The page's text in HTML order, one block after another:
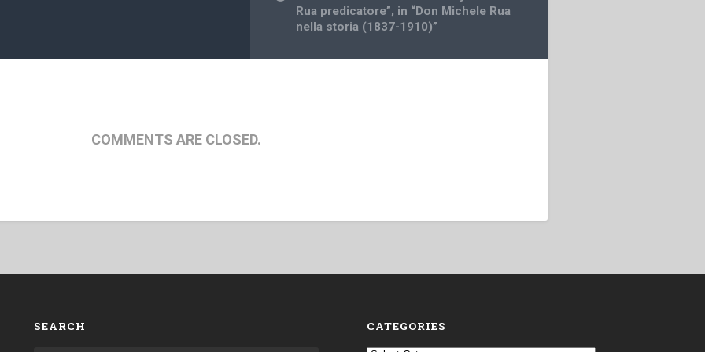
Rua predicatore”, in “Don Michele Rua
nella storia (1837-1910)”
COMMENTS ARE CLOSED.
SEARCH CATEGORIES